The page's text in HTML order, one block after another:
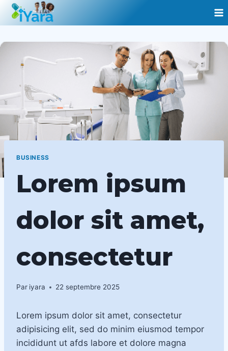
Aller
BUSINESS
Lorem ipsum
dolor sit amet,
consectetur
Par iyara 22 septembre 2025
Lorem ipsum dolor sit amet, consectetur
adipisicing elit, sed do minim eiusmod tempor
incididunt ut afds labore et dolore magna